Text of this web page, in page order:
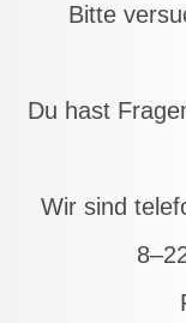
Bitte
Du hast
Wir sind